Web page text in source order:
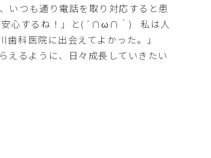
いつも通り電話を取り対応すると患
安心するね！」と(´∩ω∩｀) 私は人
歯科医院に出会えてよかった。」
えるように、日々成長していきたい